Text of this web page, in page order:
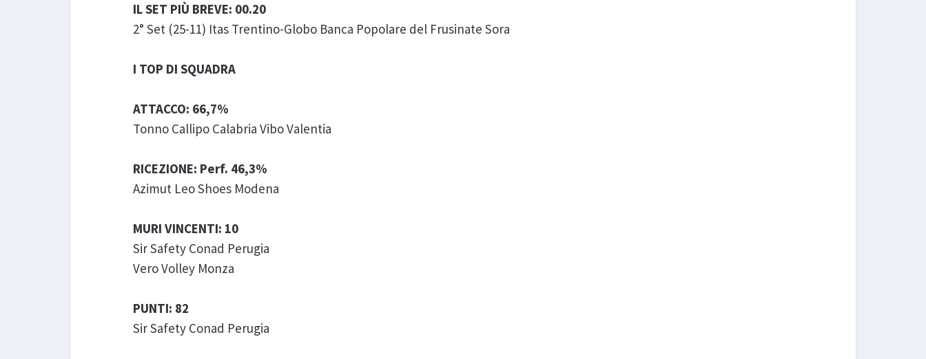
IL SET PIÙ BREVE: 00.20
2° Set (25-11) Itas Trentino-Globo Banca Popolare del Frusinate Sora
I TOP DI SQUADRA
ATTACCO: 66,7%
Tonno Callipo Calabria Vibo Valentia
RICEZIONE: Perf. 46,3%
Azimut Leo Shoes Modena
MURI VINCENTI: 10
Sir Safety Conad Perugia
Vero Volley Monza
PUNTI: 82
Sir Safety Conad Perugia